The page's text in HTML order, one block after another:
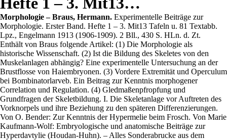
Morphologie – Braus, Hermann. Experimentelle Beiträge zur
Morphologie. Erster Band. Hefte 1 – 3. Mit13 Tafeln u. 81 Textabb.
Lpz., Engelmann 1913 (1906-1909). 2 Bll., 430 S. HLn. d. Zt.
Enthält von Braus folgende Artikel: (1) Die Morphologie als
historische Wissenschaft. (2) Ist die Bildung des Skeletes von den
Muskelanlagen abhängig? Eine experimentelle Untersuchung an der
Brustflosse von Haiembryonen. (3) Vordere Extremität und Operculum
bei Bombinatorlarveb. Ein Beitrag zur Kenntnis morphogener
Correlation und Regulation. (4) Gledmaßenpfropfung und
Grundfragen der Skeletbildung. I. Die Skeletanlage vor Auftreten des
Vorknorpels und ihre Beziehung zu den späteren Differenzierungen.
Von O. Bender: Zur Kenntnis der Hypermelie beim Frosch. Von Marie
Kaufmann-Wolf: Embryologische und anatomische Beiträge zur
Hyperdavtylie (Houdan-Huhn). – Alles Sonderabrucke aus dem